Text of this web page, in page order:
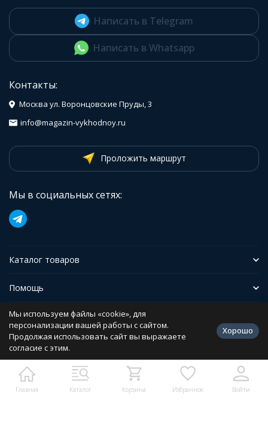
Главная Каталог Корзина Избранное Войти
Написать в Telegram
Написать в Whatsapp
Контакты:
Москва ул. Воронцовские Пруды, 3
info@magazin-vykhodnoy.ru
Проложить маршрут
Мы в социальных сетях:
Каталог товаров
Помощь
Иформация
Политика персональных данных
Разработано в
bodysite.ru
Мы используем файлы «cookie», для
персонализации вашей работы с сайтом.
Продолжая использовать сайт вы выражаете
согласие с этим.
Хорошо